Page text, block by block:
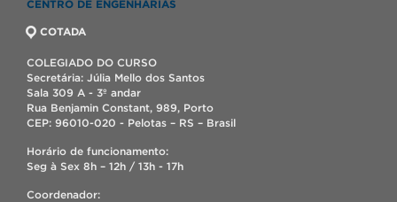
CENTRO DE ENGENHARIAS
COTADA
COLEGIADO DO CURSO
Secretária: Júlia Mello dos Santos
Sala 309 A - 3º andar
Rua Benjamin Constant, 989, Porto
CEP: 96010-020 - Pelotas – RS – Brasil
Horário de funcionamento:
Seg à Sex 8h – 12h / 13h - 17h
Coordenador: